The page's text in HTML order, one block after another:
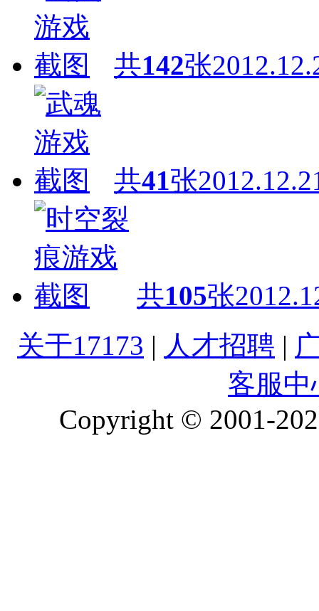
共142张
共41张
共105张
关于17173 | 人才招聘 |
客服中
Copyright © 2001-